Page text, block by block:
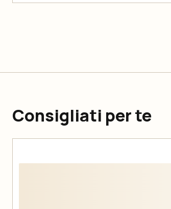
Consigliati per te